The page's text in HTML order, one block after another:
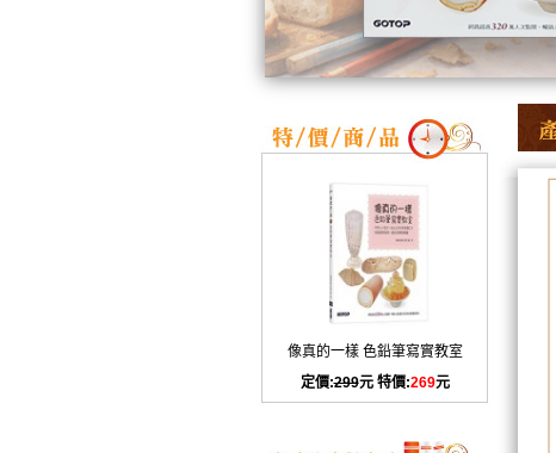
像真的一樣 色鉛筆寫實教室
定價:299元 特價:269元